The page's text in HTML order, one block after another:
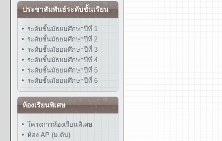
ประชาสัมพันธ์ระดับชั้นเรียน
ระดับชั้นมัธยมศึกษาปีที่ 1
ระดับชั้นมัธยมศึกษาปีที่ 2
ระดับชั้นมัธยมศึกษาปีที่ 3
ระดับชั้นมัธยมศึกษาปีที่ 4
ระดับชั้นมัธยมศึกษาปีที่ 5
ระดับชั้นมัธยมศึกษาปีที่ 6
ห้องเรียนพิเศษ
โครงการห้องเรียนพิเศษ
ห้อง AP (ม.ต้น)